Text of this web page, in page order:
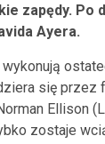
zapędy. Po
Ayera.
się przez
Ellison
zostaje